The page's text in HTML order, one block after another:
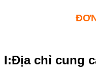
I:Địa chỉ cung